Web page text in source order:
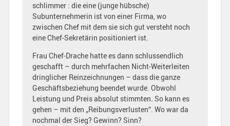
schlimmer : die eine (junge hübsche)
Subunternehmerin ist von einer Firma, wo
zwischen Chef mit dem sie sich gut versteht noch
eine Chef-Sekretärin positioniert ist.
Frau Chef-Drache hatte es dann schlussendlich
geschafft – durch mehrfachen Nicht-Weiterleiten
dringlicher Reinzeichnungen – dass die ganze
Geschäftsbeziehung beendet wurde. Obwohl
Leistung und Preis absolut stimmten. So kann es
gehen – mit den „Reibungsverlusten“. Wo war da
nochmal der Sieg? Gewinn? Sinn?